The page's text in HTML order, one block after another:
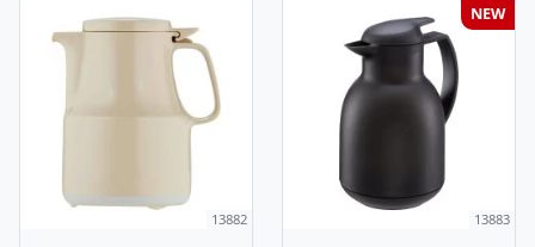
13882 13883
NEW